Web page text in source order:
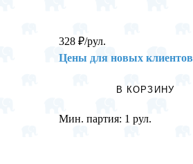
328₽/рул.
Цены для новых клиентов
В КОРЗИНУ
Мин. партия: 1 рул.